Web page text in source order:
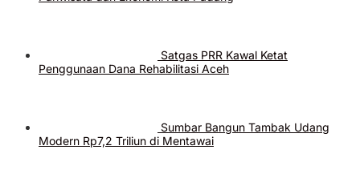
Satgas PRR Kawal Ketat
Penggunaan Dana Rehabilitasi Aceh
Sumbar Bangun Tambak Udang
Modern Rp7,2 Triliun di Mentawai